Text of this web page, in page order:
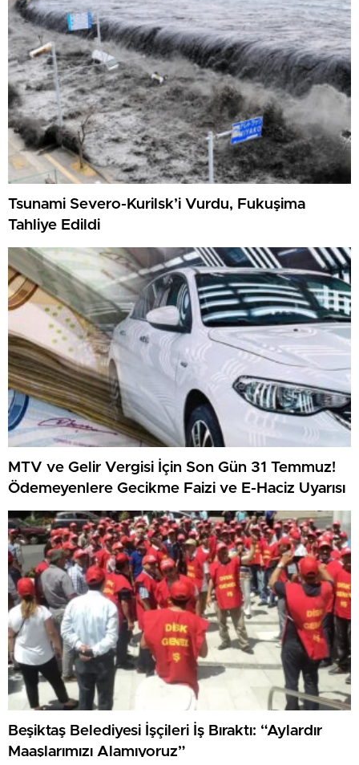
Tsunami Severo-Kurilsk’i Vurdu, Fukuşima
Tahliye Edildi
MTV ve Gelir Vergisi İçin Son Gün 31 Temmuz!
Ödemeyenlere Gecikme Faizi ve E-Haciz Uyarısı
Beşiktaş Belediyesi İşçileri İş Bıraktı: “Aylardır
Maaşlarımızı Alamıyoruz”